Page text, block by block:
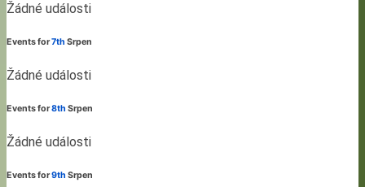
Žádné události
Events for7th Srpen
Žádné události
Events for8th Srpen
Žádné události
Events for9th Srpen